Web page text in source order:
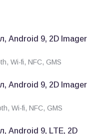
Android 9, 2D Imager
Wi-fi, NFC, GMS
Android 9, 2D Imager
Wi-fi, NFC, GMS
Android 9, LTE, 2D